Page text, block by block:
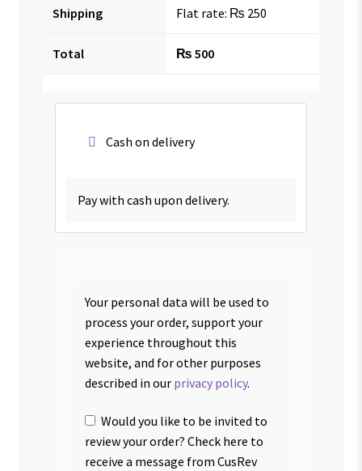
Shipping Flat rate: ₨ 250
Total ₨ 500
Cash on delivery
Pay with cash upon delivery.
Your personal data will be used to
process your order, support your
experience throughout this
website, and for other purposes
described in our privacy policy.
Would you like to be invited to
review your order? Check here to
receive a message from CusRev